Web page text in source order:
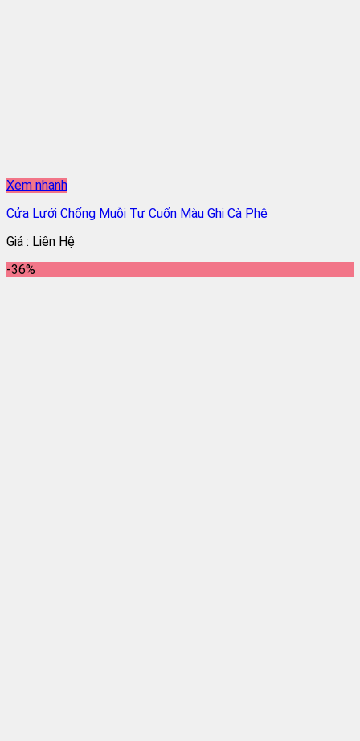
Xem nhanh
Cửa Lưới Chống Muỗi Tự Cuốn Màu Ghi Cà Phê
Giá : Liên Hệ
-36%